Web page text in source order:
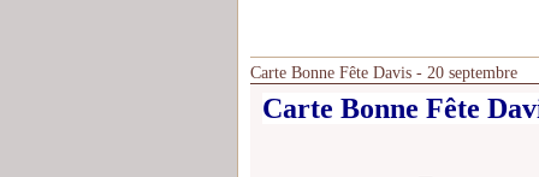
Carte Bonne Fête Davis - 20 septembre
Carte Bonne Fête